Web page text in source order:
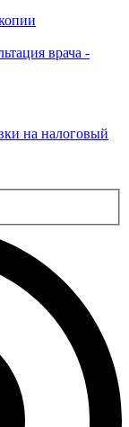
врача -
на налоговый